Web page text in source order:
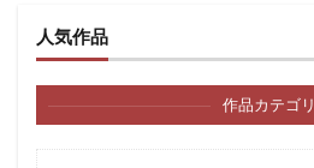
人気作品
作品カテゴリ